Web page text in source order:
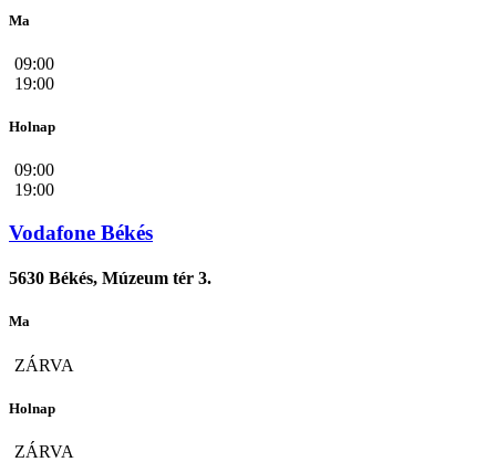
Ma
09:00
19:00
Holnap
09:00
19:00
Vodafone Békés
5630 Békés, Múzeum tér 3.
Ma
ZÁRVA
Holnap
ZÁRVA